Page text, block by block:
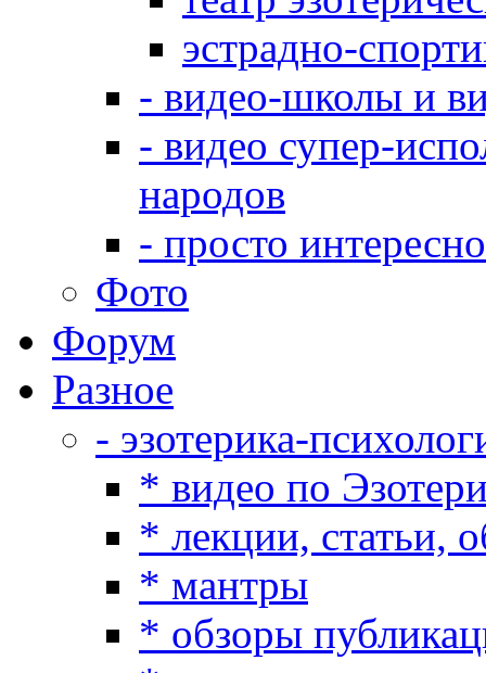
эстрадно-
- видео-школы и
- видео супер-
народов
- просто
Фото
Форум
Разное
- эзотерика-
* видео по
* лекции, статьи,
* мантры
* обзоры